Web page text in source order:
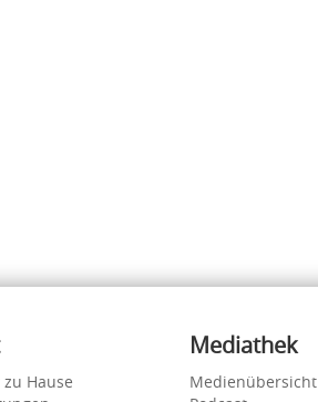
Hause
Mediathek
Medienübersicht